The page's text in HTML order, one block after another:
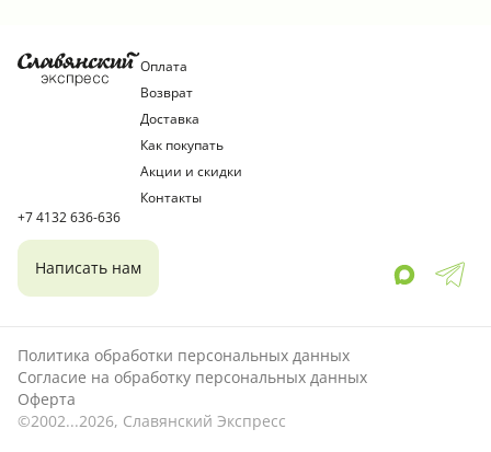
калорийность-179кДж/42ккал
Оплата
Возврат
Доставка
Как покупать
Акции и скидки
Контакты
+7 4132 636-636
Написать нам
Политика обработки персональных данных
Согласие на обработку персональных данных
Оферта
©2002...2026, Славянский Экспресс